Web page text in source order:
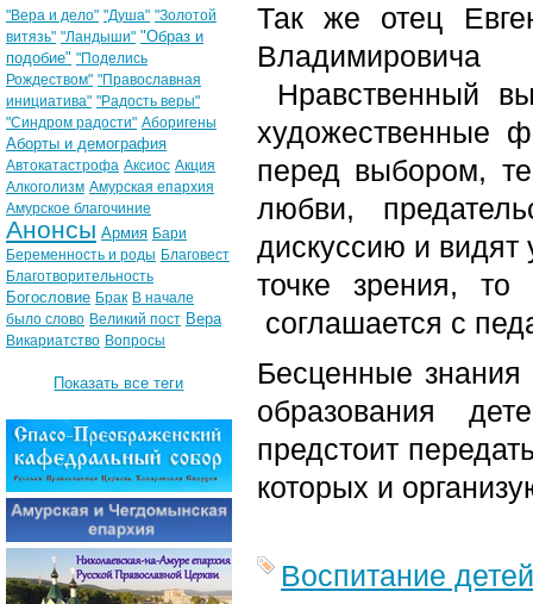
Так же отец
Нравственный
художественные
перед выбором,
любви,
дискуссию и видят
точке зрения, то
соглашается с
Бесценные знания
образования
предстоит
которых и
Воспитание детей
"Вера и дело" "Душа" "Золотой
витязь" "Ландыши" "Образ и
подобие" "Поделись
Рождеством" "Православная
инициатива" "Радость веры"
"Синдром радости" Аборигены
Аборты и демография
Автокатастрофа Аксиос Акция
Алкоголизм Амурская епархия
Амурское благочиние
Анонсы Армия Бари
Беременность и роды Благовест
Благотворительность
Богословие Брак В начале
было слово Великий пост Вера
Викариатство Вопросы
Показать все теги